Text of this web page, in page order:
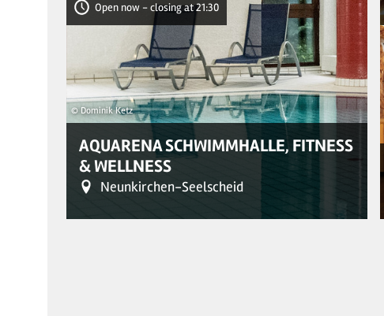
Open now - closing at 21:30
© Dominik Ketz
AQUARENA SCHWIMMHALLE, FITNESS
& WELLNESS
Neunkirchen-Seelscheid